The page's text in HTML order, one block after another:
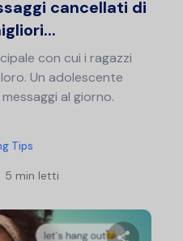
cancellati di
con cui i ragazzi
Un adolescente
al giorno.
Tips
5 min letti